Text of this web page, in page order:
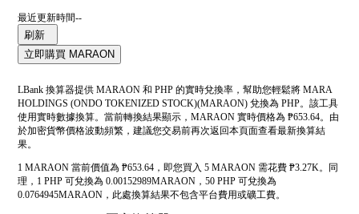
最近更新時間--
刷新
立即購買 MARAON
LBank 換算器提供 MARAON 和 PHP 的實時兌換率，幫助您輕鬆將 MARA
HOLDINGS (ONDO TOKENIZED STOCK)(MARAON) 兌換為 PHP。該工具
使用實時數據換算。當前轉換結果顯示，MARAON 實時價格為 ₱653.64。由
於加密貨幣價格波動頻繁，建議您交易前再次返回本頁面查看最新換算結
果。
1 MARAON 當前價值為 ₱653.64，即您買入 5 MARAON 需花費 ₱3.27K。同
理，1 PHP 可兌換為 0.00152989MARAON，50 PHP 可兌換為
0.0764945MARAON，此處換算結果不包含平台費用或礦工費。